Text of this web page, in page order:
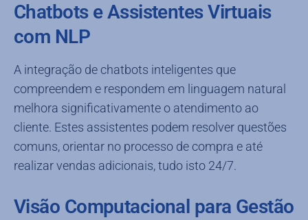
Chatbots e Assistentes Virtuais
com NLP
A integração de chatbots inteligentes que
compreendem e respondem em linguagem natural
melhora significativamente o atendimento ao
cliente. Estes assistentes podem resolver questões
comuns, orientar no processo de compra e até
realizar vendas adicionais, tudo isto 24/7.
Visão Computacional para Gestão